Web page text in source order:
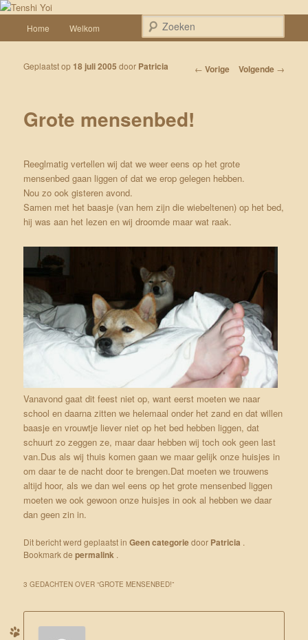
Spring naar de primaire inhoud
Tenshi Yoi
Een weblog over onze Shiba’s (Keiko, Rontu, Miyuki, Tatsu en Yumi)
Home Welkom
Bericht navigatie
← Vorige Volgende →
Grote mensenbed!
Geplaatst op 18 juli 2005 door Patricia
Reeglmatig vertellen wij dat we weer eens op het grote
mensenbed gaan liggen of dat we erop gelegen hebben.
Nou zo ook gisteren avond.
Samen met het baasje (van hem zijn die wiebeltenen) op het bed,
hij was aan het lezen en wij droomde maar wat raak.
Vanavond gaat dit feest niet op, want eerst moeten we naar
school en daarna zitten we helemaal onder het zand en dat willen
baasje en vrouwtje liever niet op het bed hebben liggen, dat
schuurt zo zeggen ze, maar daar hebben wij toch ook geen last
van.Dus als wij thuis komen gaan we maar gelijk onze huisjes in
om daar te de nacht door te brengen.Dat moeten we trouwens
altijd hoor, als we dan wel eens op het grote mensenbed liggen
moeten we ook gewoon onze huisjes in ook al hebben we daar
dan geen zin in.
Dit bericht werd geplaatst inGeen categoriedoor Patricia .
Bookmark depermalink .
3 GEDACHTEN OVER “GROTE MENSENBED!”